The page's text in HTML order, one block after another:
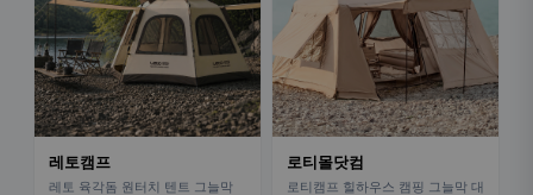
레토캠프
레토 육각돔 원터치 텐트 그늘막
로티몰닷컴
로티캠프 힐하우스 캠핑 그늘막 대